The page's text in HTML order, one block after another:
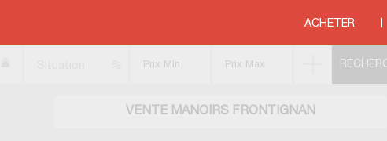
ACHETER
VENTE MANOIRS FRONTIGNAN